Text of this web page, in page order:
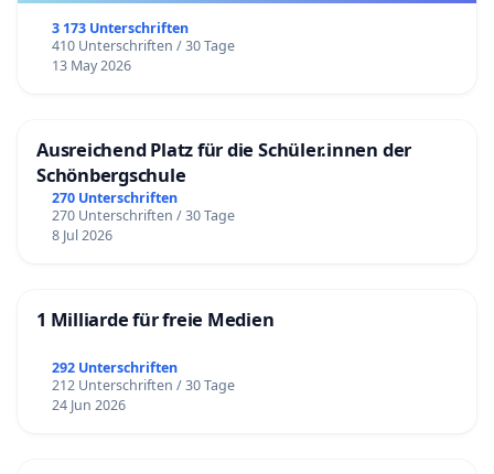
3 173 Unterschriften
410 Unterschriften / 30 Tage
13 May 2026
Ausreichend Platz für die Schüler.innen der
Schönbergschule
270 Unterschriften
270 Unterschriften / 30 Tage
8 Jul 2026
1 Milliarde für freie Medien
292 Unterschriften
212 Unterschriften / 30 Tage
24 Jun 2026